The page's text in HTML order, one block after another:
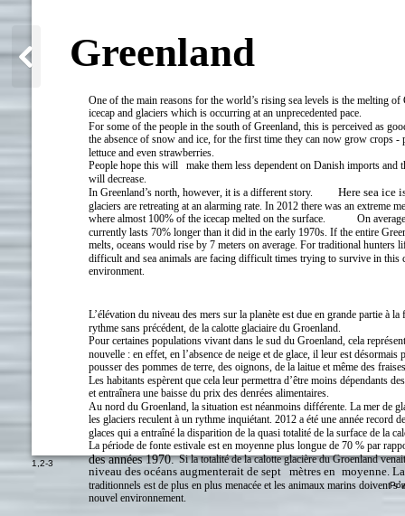
L’élévation du niveau des mers sur la planète est due en grande partie à la
rythme sans précédent, de la calotte glaciaire du Groenland.
Pour certaines populations vivant dans le sud du Groenland, cela
nouvelle : en effet, en l’absence de neige et de glace, il leur est désormais
pousser des pommes de terre, des oignons, de la laitue et même des
Les habitants espèrent que cela leur permettra d’être moins dépendants
et entraînera une baisse du prix des denrées alimentaires.
Au nord du Groenland, la situation est néanmoins différente. La mer de
les glaciers reculent à un rythme inquiétant. 2012 a été une année record
glaces qui a entraîné la disparition de la quasi totalité de la surface de la
La période de fonte estivale est en moyenne plus longue de 70 % par
des années 1970. Si la totalité de la calotte glacière du Groenland
niveau des océans augmenterait de sept mètres en moyenne.
traditionnels est de plus en plus menacée et les animaux marins doivent
nouvel environnement.
One of the main reasons for the world’s rising sea levels is the melting of
icecap and glaciers which is occurring at an unprecedented pace.
For some of the people in the south of Greenland, this is perceived as
the absence of snow and ice, for the first time they can now grow crops -
lettuce and even strawberries.
People hope this will
make them less dependent on Danish imports and
will decrease.
In Greenland’s north, however, it is a different story.
Here sea ice
glaciers are retreating at an alarming rate. In 2012 there was an extreme
where almost 100% of the icecap melted on the surface.
On
currently lasts 70% longer than it did in the early 1970s. If the entire
melts, oceans would rise by 7 meters on average. For traditional hunters
difficult and sea animals are facing difficult times trying to survive in this
environment.
Greenland
1,2-3